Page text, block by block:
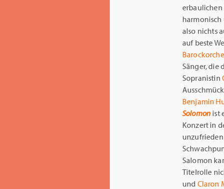
erbaulichen
also nichts
auf beste
Sänger, die
Sopranistin
Benjamin
Solomon ist
Konzert in
Salomon
Titelrolle
und Claron